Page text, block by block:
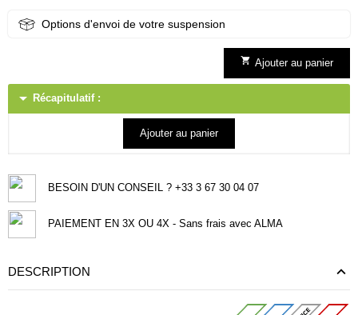
Options d'envoi de votre suspension
 Ajouter au panier
arrow_drop_down Récapitulatif :
Ajouter au panier
BESOIN D'UN CONSEIL ? +33 3 67 30 04 07
PAIEMENT EN 3X OU 4X - Sans frais avec ALMA
DESCRIPTION